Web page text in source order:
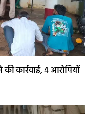
कार्रवाई, 4 आरोपियों